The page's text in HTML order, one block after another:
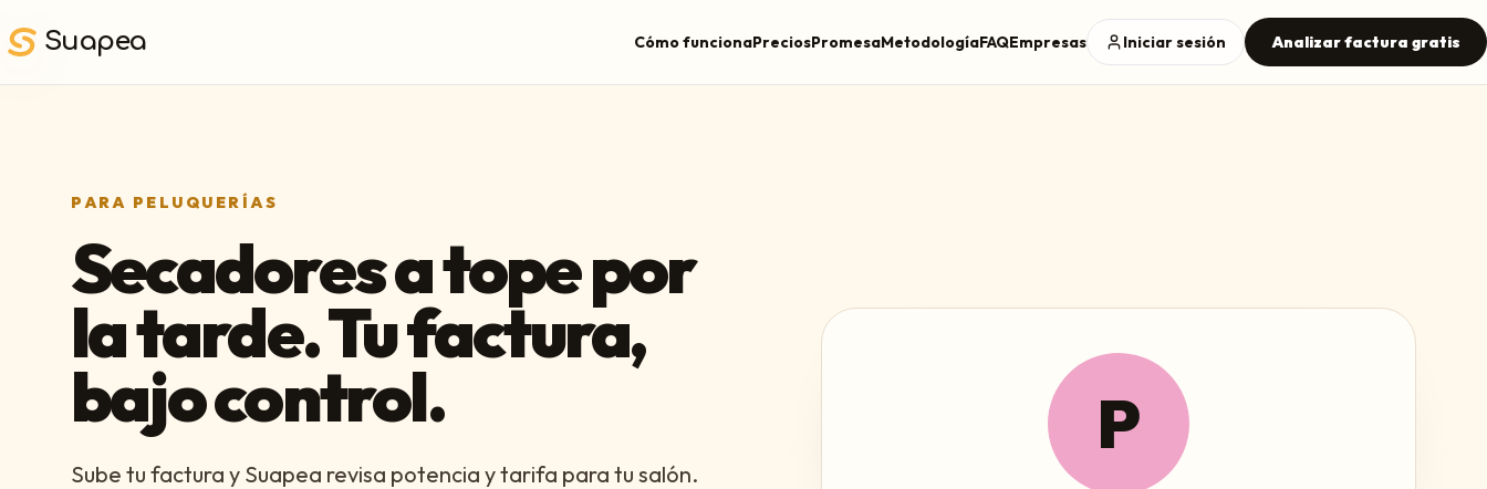
Suapea Cómo funcionaPreciosPromesaMetodologíaFAQEmpresas Iniciar sesión Analizar factura gratis
PARA PELUQUERÍAS
Secadores a tope por
la tarde. Tu factura,
bajo control.
Sube tu factura y Suapea revisa potencia y tarifa para tu salón.
P